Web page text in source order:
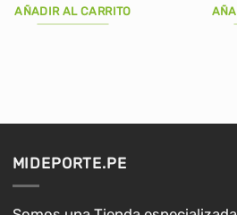
original
era:
AÑADIR AL CARRITO
MIDEPORTE.PE